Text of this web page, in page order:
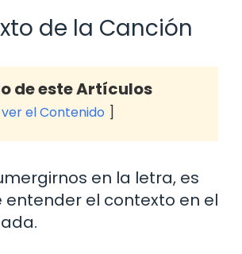
de la Canción
de este Artículos
el Contenido
en la letra, es
el contexto en el